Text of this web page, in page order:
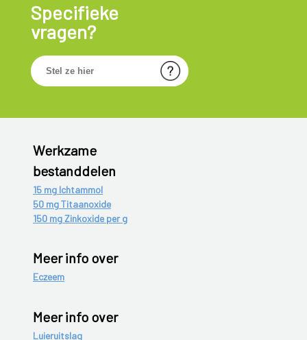
Specifieke
vragen?
Werkzame
bestanddelen
15 mg Ichtammol
50 mg Titaanoxide
150 mg Zinkoxide per g
Meer info over
Eczeem
Meer info over
Luieruitslag